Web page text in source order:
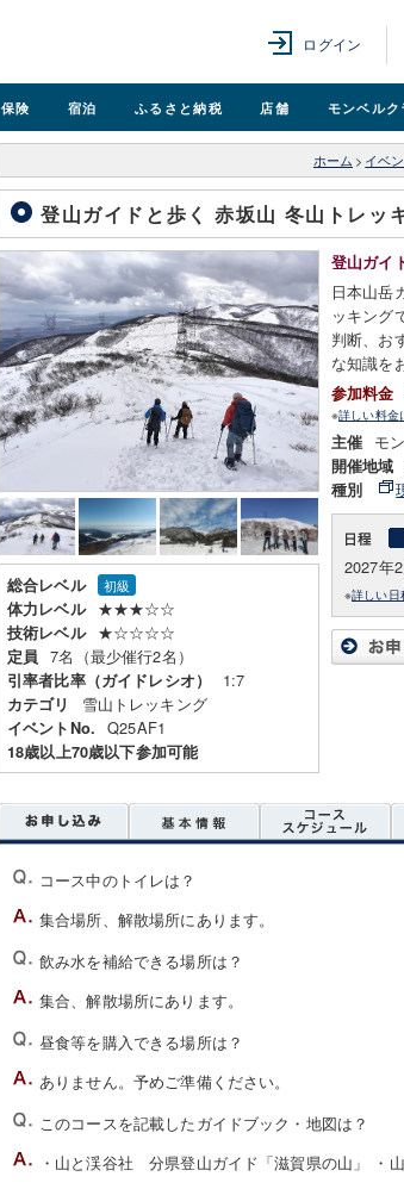
ログイン
保険 宿泊 ふるさと納税 店舗 モンベルク
ホーム > イベ
登山ガイドと歩く 赤坂山 冬山トレッ
総合レベル 初級
体力レベル ★★★☆☆
技術レベル ★☆☆☆☆
定員 7名（最少催行2名）
引率者比率（ガイドレシオ） 1:7
カテゴリ 雪山トレッキング
イベントNo. Q25AF1
18歳以上70歳以下参加可能
登山ガイ
日本山岳
ッキング
判断、お
な知識を
参加料金
※詳しい料金
主催 モ
開催地域
種別
2027年
※詳しい日
コース中のトイレは？
集合場所、解散場所にあります。
飲み水を補給できる場所は？
集合、解散場所にあります。
昼食等を購入できる場所は？
ありません。予めご準備ください。
このコースを記載したガイドブック・地図は？
・山と渓谷社 分県登山ガイド「滋賀県の山」 ・